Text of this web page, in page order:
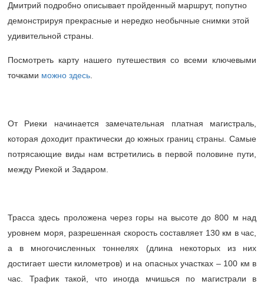
Дмитрий подробно описывает пройденный маршрут, попутно
демонстрируя прекрасные и нередко необычные снимки этой
удивительной страны.
Посмотреть карту нашего путешествия со всеми ключевыми
точками можно здесь
От Риеки начинается замечательная платная магистраль,
которая доходит практически до южных границ страны. Самые
потрясающие виды нам встретились в первой половине пути,
между Риекой и Задаром.
Трасса здесь проложена через горы на высоте до 800 м над
уровнем моря, разрешенная скорость составляет 130 км в час,
а в многочисленных тоннелях (длина некоторых из них
достигает шести километров) и на опасных участках – 100 км в
час. Трафик такой, что иногда мчишься по магистрали в